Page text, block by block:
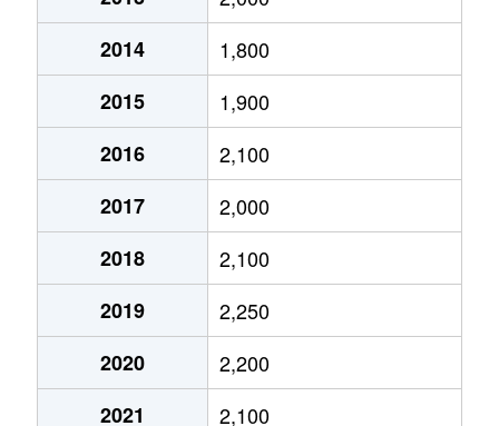
笹塚町
2,200万円 庄内通
笹塚町
2,700万円 庄内通
3,000万円 浄心
4,400万円 浄心
4,400万円 浅間町
1,300万円 浅間町
1,300万円 浅間町
2014
1,800
2015
1,900
2016
2,100
2017
2,000
2018
2,100
2019
2,250
2020
2,200
2021
2,100